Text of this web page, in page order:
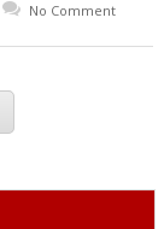
No Comment